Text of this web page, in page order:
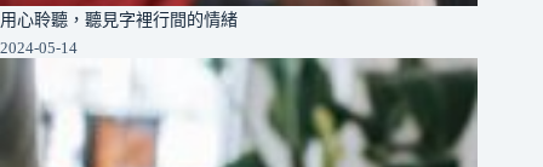
用心聆聽，聽見字裡行間的情緒
2024-05-14